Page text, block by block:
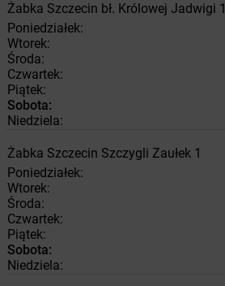
Żabka Szczecin bł. Królowej Jadwigi 1
Poniedziałek:
Wtorek:
Środa:
Czwartek:
Piątek:
Sobota:
Niedziela:
Żabka Szczecin Szczygli Zaułek 1
Poniedziałek:
Wtorek:
Środa:
Czwartek:
Piątek:
Sobota:
Niedziela: